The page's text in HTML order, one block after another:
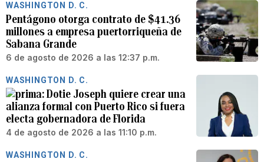
WASHINGTON D. C.
Pentágono otorga contrato de $41.36
millones a empresa puertorriqueña de
Sabana Grande
6 de agosto de 2026 a las 12:37 p.m.
WASHINGTON D. C.
Dotie Joseph quiere crear una
alianza formal con Puerto Rico si fuera
electa gobernadora de Florida
4 de agosto de 2026 a las 11:10 p.m.
WASHINGTON D. C.